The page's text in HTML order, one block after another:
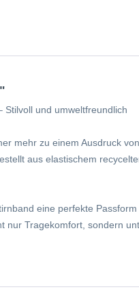
Stilvoll und umweltfreundlich
mehr zu einem Ausdruck
aus elastischem
eine perfekte
nur Tragekomfort, sondern